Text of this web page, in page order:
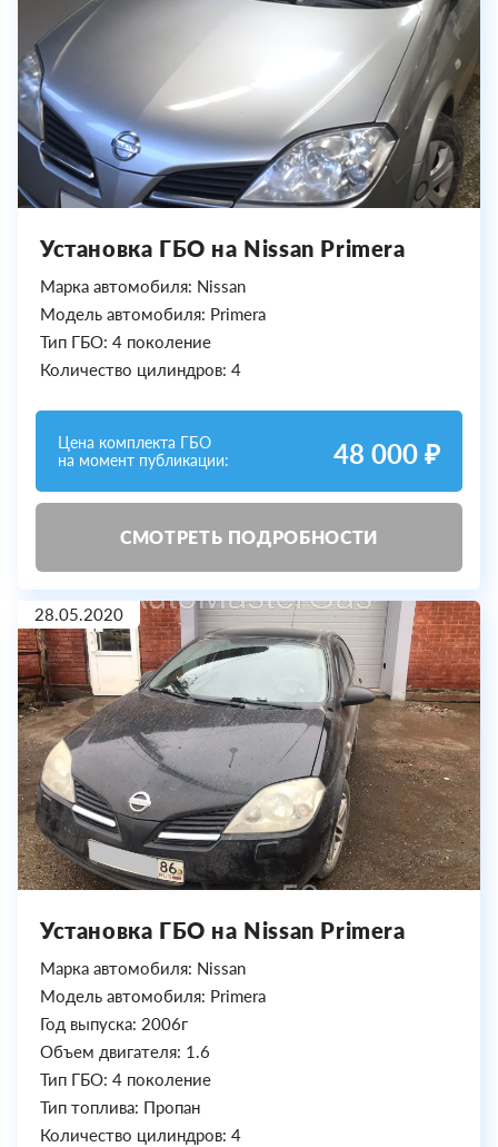
Установка ГБО на Nissan Primera
Марка автомобиля: Nissan
Модель автомобиля: Primera
Тип ГБО: 4 поколение
Количество цилиндров: 4
Цена комплекта ГБО
на момент публикации:
48 000 ₽
СМОТРЕТЬ ПОДРОБНОСТИ
28.05.2020
Установка ГБО на Nissan Primera
Марка автомобиля: Nissan
Модель автомобиля: Primera
Год выпуска: 2006г
Объем двигателя: 1.6
Тип ГБО: 4 поколение
Тип топлива: Пропан
Количество цилиндров: 4